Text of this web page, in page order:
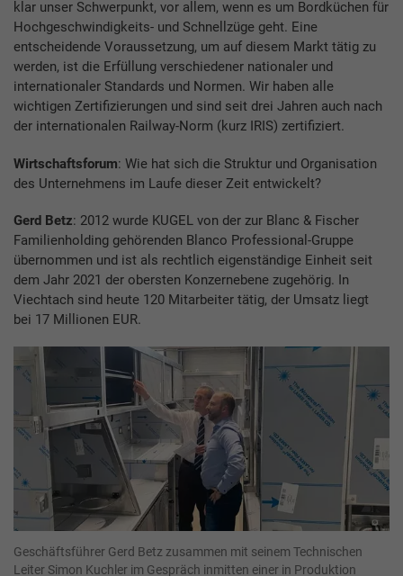
klar unser Schwerpunkt, vor allem, wenn es um Bordküchen für
Hochgeschwindigkeits- und Schnellzüge geht. Eine
entscheidende Voraussetzung, um auf diesem Markt tätig zu
werden, ist die Erfüllung verschiedener nationaler und
internationaler Standards und Normen. Wir haben alle
wichtigen Zertifizierungen und sind seit drei Jahren auch nach
der internationalen Railway-Norm (kurz IRIS) zertifiziert.
Wirtschaftsforum: Wie hat sich die Struktur und Organisation
des Unternehmens im Laufe dieser Zeit entwickelt?
Gerd Betz: 2012 wurde KUGEL von der zur Blanc & Fischer
Familienholding gehörenden Blanco Professional-Gruppe
übernommen und ist als rechtlich eigenständige Einheit seit
dem Jahr 2021 der obersten Konzernebene zugehörig. In
Viechtach sind heute 120 Mitarbeiter tätig, der Umsatz liegt
bei 17 Millionen EUR.
Geschäftsführer Gerd Betz zusammen mit seinem Technischen
Leiter Simon Kuchler im Gespräch inmitten einer in Produktion